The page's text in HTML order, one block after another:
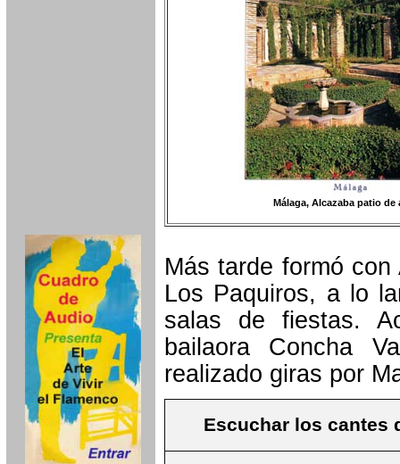
Málaga, Alcazaba patio de
Más tarde formó
Los Paquiros, a lo
salas de fiestas.
bailaora Concha
realizado giras por
Escuchar los cantes